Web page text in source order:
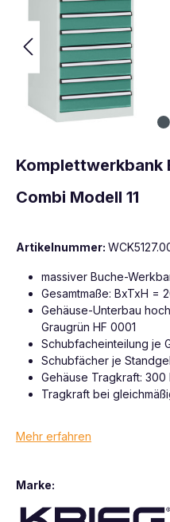
Komplettwerkbank
Combi Modell 11
Artikelnummer:
massiver Buche-
Gesamtmaße: BxTxH =
Gehäuse-Unterbau
Graugrün HF 0001
Schubfacheinteilung je
Schubfächer je
Gehäuse Tragkraft: 300
Tragkraft bei
Mehr erfahren
Marke: